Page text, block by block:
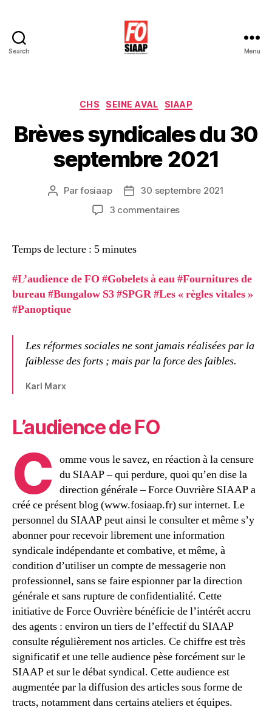
Search
Force
SIAAP
Menu
Catégories
CHS SEINE AVAL SIAAP
Brèves syndicales du 30
septembre 2021
Auteur
Parfosiaap
Date30 septembre 2021
3 commentairessur
septembre
2021
Temps de lecture : 5minutes
#L’audience de FO #Gobelets à eau #Fournitures de
bureau #Bungalow S3 #SPGR #Les « règles vitales »
#Panoptique
Les réformes sociales ne sont jamais réalisées par la
faiblesse des forts ; mais par la force des faibles.
Karl Marx
L’audience de FO
C omme vous le savez, en réaction à la censure
du SIAAP – qui perdure, quoi qu’en dise la
direction générale – Force Ouvrière SIAAP a
créé ce présent blog (www.fosiaap.fr) sur internet. Le
personnel du SIAAP peut ainsi le consulter et même s’y
abonner pour recevoir librement une information
syndicale indépendante et combative, et même, à
condition d’utiliser un compte de messagerie non
professionnel, sans se faire espionner par la direction
générale et sans rupture de confidentialité. Cette
initiative de Force Ouvrière bénéficie de l’intérêt accru
des agents : environ un tiers de l’effectif du SIAAP
consulte régulièrement nos articles. Ce chiffre est très
significatif et une telle audience pèse forcément sur le
SIAAP et sur le débat syndical. Cette audience est
augmentée par la diffusion des articles sous forme de
tracts, notamment dans certains ateliers et équipes.